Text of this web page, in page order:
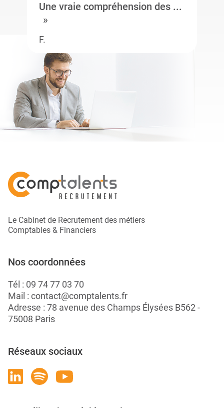
Une vraie compréhension des ...
F.
Le Cabinet de Recrutement des métiers
Comptables & Financiers
Nos coordonnées
Tél : 09 74 77 03 70
Mail : contact@comptalents.fr
Adresse : 78 avenue des Champs Élysées B562 -
75008 Paris
Réseaux sociaux